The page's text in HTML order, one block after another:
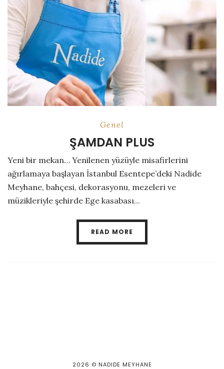
Genel
ŞAMDAN PLUS
Yeni bir mekan… Yenilenen yüzüyle misafirlerini
ağırlamaya başlayan İstanbul Esentepe’deki Nadide
Meyhane, bahçesi, dekorasyonu, mezeleri ve
müzikleriyle şehirde Ege kasabası...
READ MORE
2026 © NADIDE MEYHANE